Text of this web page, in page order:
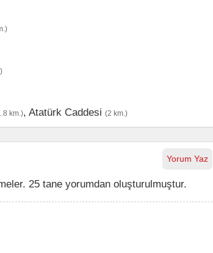
km.), Atatürk Caddesi (2 km.)
Yorum Yaz
25 tane yorumdan oluşturulmuştur.